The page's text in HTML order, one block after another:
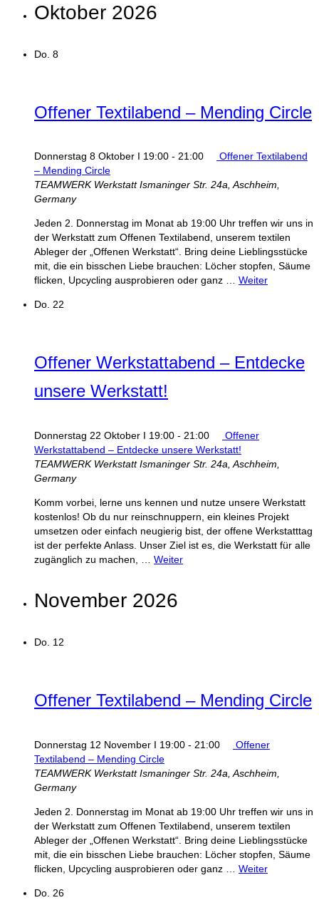
Oktober 2026
Do. 8
Offener Textilabend – Mending Circle
Donnerstag 8 Oktober I 19:00 - 21:00
Offener Textilabend
– Mending Circle
TEAMWERK WerkstattIsmaninger Str. 24a, Aschheim,
Germany
Jeden 2. Donnerstag im Monat ab 19:00 Uhr treffen wir uns in
der Werkstatt zum Offenen Textilabend, unserem textilen
Ableger der „Offenen Werkstatt“. Bring deine Lieblingsstücke
mit, die ein bisschen Liebe brauchen: Löcher stopfen, Säume
flicken, Upcycling ausprobieren oder ganz … Weiter
Do. 22
Offener Werkstattabend – Entdecke
unsere Werkstatt!
Donnerstag 22 Oktober I 19:00 - 21:00
Offener
Werkstattabend – Entdecke unsere Werkstatt!
TEAMWERK WerkstattIsmaninger Str. 24a, Aschheim,
Germany
Komm vorbei, lerne uns kennen und nutze unsere Werkstatt
kostenlos! Ob du nur reinschnuppern, ein kleines Projekt
umsetzen oder einfach neugierig bist, der offene Werkstatttag
ist der perfekte Anlass. Unser Ziel ist es, die Werkstatt für alle
zugänglich zu machen, … Weiter
November 2026
Do. 12
Offener Textilabend – Mending Circle
Donnerstag 12 November I 19:00 - 21:00
Offener
Textilabend – Mending Circle
TEAMWERK WerkstattIsmaninger Str. 24a, Aschheim,
Germany
Jeden 2. Donnerstag im Monat ab 19:00 Uhr treffen wir uns in
der Werkstatt zum Offenen Textilabend, unserem textilen
Ableger der „Offenen Werkstatt“. Bring deine Lieblingsstücke
mit, die ein bisschen Liebe brauchen: Löcher stopfen, Säume
flicken, Upcycling ausprobieren oder ganz … Weiter
Do. 26